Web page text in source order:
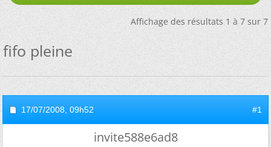
Affichage des résultats 1 à 7 sur 7
fifo pleine
17/07/2008, 09h52 #1
invite588e6ad8